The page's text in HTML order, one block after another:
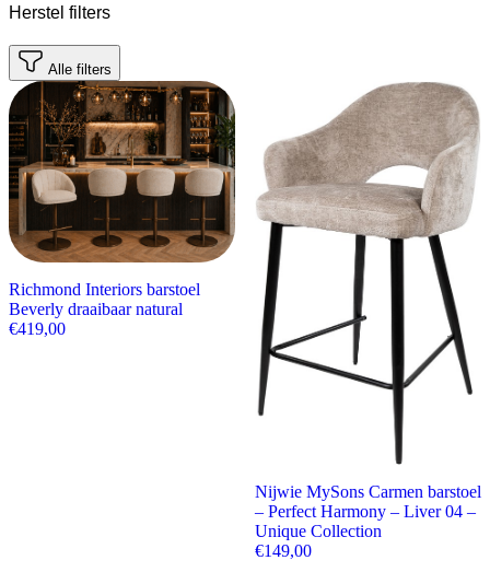
Herstel filters
Alle filters
Richmond Interiors barstoel
Beverly draaibaar natural
€419,00
Nijwie MySons Carmen barstoel
– Perfect Harmony – Liver 04 –
Unique Collection
€149,00